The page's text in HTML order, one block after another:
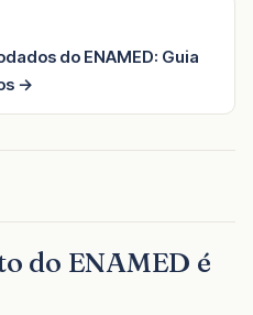
do ENAMED: Guia
→
do ENAMED é